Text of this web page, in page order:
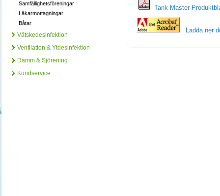
Samfällighetsföreningar
Läkarmottagningar
Båtar
Vätskedesinfektion
Ventilation & Ytdesinfektion
Damm & Sjörening
Kundservice
Tank Master
Ladda ner